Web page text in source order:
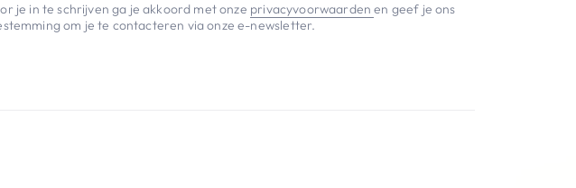
je in te schrijven ga je akkoord met onze privacyvoorwaardenen geef je ons
om je te contacteren via onze e-newsletter.